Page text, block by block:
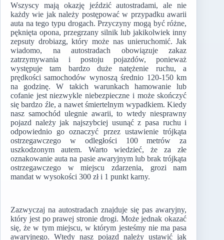
Wszyscy mają okazję jeździć autostradami, ale nie
każdy wie jak należy postępować w przypadku awarii
auta na tego typu drogach. Przyczyny mogą być różne,
pęknięta opona, przegrzany silnik lub jakikolwiek inny
zepsuty drobiazg, który może nas unieruchomić. Jak
wiadomo, na autostradach obowiązuje zakaz
zatrzymywania i postoju pojazdów, ponieważ
występuje tam bardzo duże natężenie ruchu, a
prędkości samochodów wynoszą średnio 120-150 km
na godzinę. W takich warunkach hamowanie lub
cofanie jest niezwykle niebezpieczne i może skończyć
się bardzo źle, a nawet śmiertelnym wypadkiem. Kiedy
nasz samochód ulegnie awarii, to wtedy niesprawny
pojazd należy jak najszybciej usunąć z pasa ruchu i
odpowiednio go oznaczyć przez ustawienie trójkąta
ostrzegawczego w odległości 100 metrów za
uszkodzonym autem. Warto wiedzieć, że za złe
oznakowanie auta na pasie awaryjnym lub brak trójkąta
ostrzegawczego w miejscu zdarzenia, grozi nam
mandat w wysokości 300 zł i 1 punkt karny.
Zazwyczaj na autostradach znajduje się pas awaryjny,
który jest po prawej stronie drogi. Może jednak okazać
się, że w tym miejscu, w którym jesteśmy nie ma pasa
awaryjnego. Wtedy nasz pojazd należy ustawić jak